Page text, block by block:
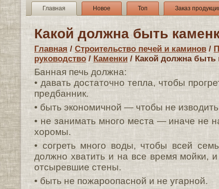
Главная Новое Топ Заказ
Какой должна быть
Главная / Строительство печей и каминов /
руководство / Каменки / Какой должна быть
Банная печь должна:
• давать достаточно тепла, чтобы
предбанник.
• быть экономичной — чтобы не
• не занимать много места — иначе не
хоромы.
• согреть много воды, чтобы всей
должно хватить и на все время мойки,
отсыревшие стены.
• быть не пожароопасной и не угарной.